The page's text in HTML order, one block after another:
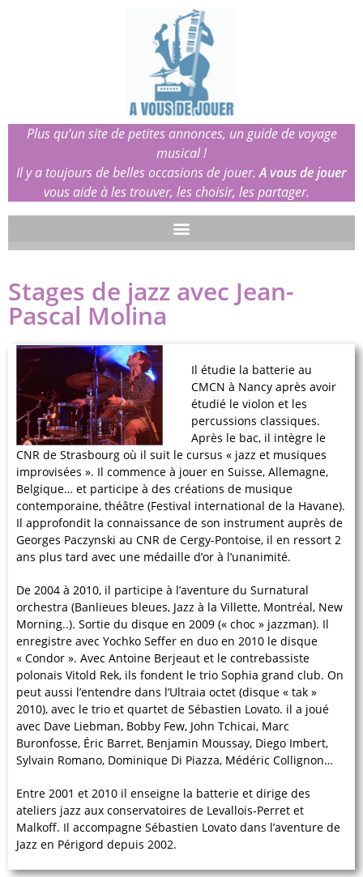
Plus qu’un site de petites annonces, un guide de voyage
musical !
Il y a toujours de belles occasions de jouer.A vous de jouer
vous aide à les trouver, les choisir, les partager.
Stages de jazz avec Jean-
Pascal Molina
Il étudie la batterie au
CMCN à Nancy après avoir
étudié le violon et les
percussions classiques.
Après le bac, il intègre le
CNR de Strasbourg où il suit le cursus « jazz et musiques
improvisées ». Il commence à jouer en Suisse, Allemagne,
Belgique… et participe à des créations de musique
contemporaine, théâtre (Festival international de la Havane).
Il approfondit la connaissance de son instrument auprès de
Georges Paczynski au CNR de Cergy-Pontoise, il en ressort 2
ans plus tard avec une médaille d’or à l’unanimité.
De 2004 à 2010, il participe à l’aventure du Surnatural
orchestra (Banlieues bleues, Jazz à la Villette, Montréal, New
Morning..). Sortie du disque en 2009 (« choc » jazzman). Il
enregistre avec Yochko Seffer en duo en 2010 le disque
« Condor ». Avec Antoine Berjeaut et le contrebassiste
polonais Vitold Rek, ils fondent le trio Sophia grand club. On
peut aussi l’entendre dans l’Ultraia octet (disque « tak »
2010), avec le trio et quartet de Sébastien Lovato. il a joué
avec Dave Liebman, Bobby Few, John Tchicai, Marc
Buronfosse, Éric Barret, Benjamin Moussay, Diego Imbert,
Sylvain Romano, Dominique Di Piazza, Médéric Collignon…
Entre 2001 et 2010 il enseigne la batterie et dirige des
ateliers jazz aux conservatoires de Levallois-Perret et
Malkoff. Il accompagne Sébastien Lovato dans l’aventure de
Jazz en Périgord depuis 2002.